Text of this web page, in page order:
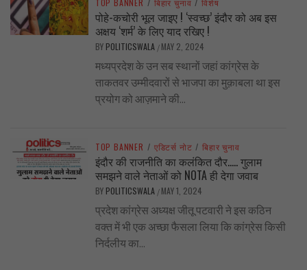
TOP BANNER / बिहार चुनाव / विशेष
पोहे-कचोरी भूल जाइए ! ‘स्वच्छ’ इंदौर को अब इस
अक्षय ‘शर्म’ के लिए याद रखिए !
BY POLITICSWALA / MAY 2, 2024
मध्यप्रदेश के उन सब स्थानों जहां कांग्रेस के
ताकतवर उम्मीदवारों से भाजपा का मुक़ाबला था इस
प्रयोग को आज़माने की...
TOP BANNER / एडिटर्स नोट / बिहार चुनाव
इंदौर की राजनीति का कलंकित दौर….. गुलाम
समझने वाले नेताओं को NOTA ही देगा जवाब
BY POLITICSWALA / MAY 1, 2024
प्रदेश कांग्रेस अध्यक्ष जीतू पटवारी ने इस कठिन
वक्त में भी एक अच्छा फैसला लिया कि कांग्रेस किसी
निर्दलीय का...